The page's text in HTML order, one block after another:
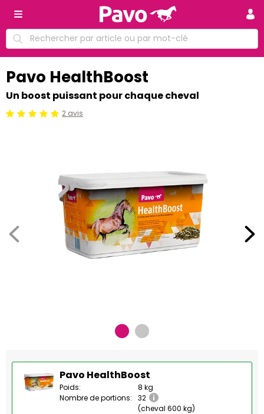
Pavo HealthBoost
Un boost puissant pour chaque cheval
Jugement:5 /5 2 avis
Pavo HealthBoost
Poids:
8 kg
Nombre de portions:
32
(cheval 600 kg)